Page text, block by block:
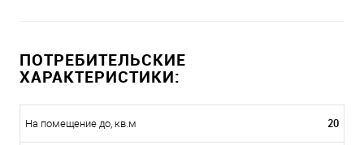
ПОТРЕБИТЕЛЬСКИЕ
ХАРАКТЕРИСТИКИ:
На помещение до, кв.м 20